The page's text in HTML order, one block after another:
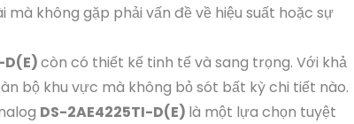
không gặp phải vấn đề về hiệu suất hoặc sự
D(E)còn có thiết kế tinh tế và sang trọng. Với khả
bộ khu vực mà không bỏ sót bất kỳ chi tiết nào.
DS-2AE4225TI-D(E) là một lựa chọn tuyệt